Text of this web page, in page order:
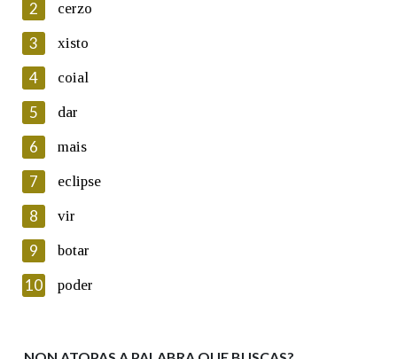
En cumprimento da normativa vixente en materia de
Protección de Datos de Carácter Persoal, a Real Academia
Galega informa a aqueles usuarios que faciliten o seu correo
electrónico, así como calquera outra información de carácter
persoal, que estes datos serán obxecto de tratamento
automatizado de carácter confidencial e incorporados aos seus
ficheiros informáticos. Así mesmo, os usuarios poderán exercer o
seu dereito de acceso, rectificación, oposición e cancelación dos
seus datos poñéndose en contacto connosco.
Lin e acepto as condicións da política de
Introduce o código que aparece na imaxe:
2 cerzo
3 xisto
4 coial
5 dar
6 mais
7 eclipse
8 vir
9 botar
10 poder